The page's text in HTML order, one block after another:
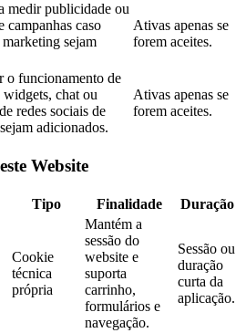
medir publicidade ou
campanhas caso
sejam
Ativas apenas se
forem aceites.
o funcionamento de
widgets, chat ou
redes sociais de
adicionados.
Ativas apenas se
forem aceites.
Website
Tipo Finalidade Duração
Cookie
técnica
própria
Mantém a
sessão do
website e
suporta
carrinho,
formulários e
navegação.
Sessão ou
duração
curta da
aplicação.